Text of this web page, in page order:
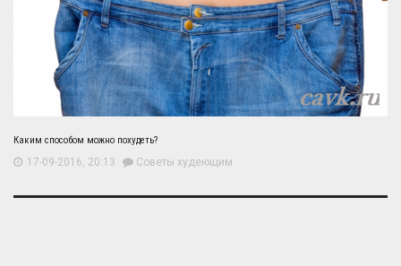
Каким способом можно похудеть?
17-09-2016, 20:13 Советы худеющим